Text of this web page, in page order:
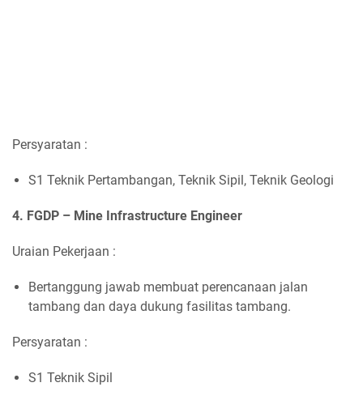
Persyaratan :
S1 Teknik Pertambangan, Teknik Sipil, Teknik Geologi
4. FGDP – Mine Infrastructure Engineer
Uraian Pekerjaan :
Bertanggung jawab membuat perencanaan jalan
tambang dan daya dukung fasilitas tambang.
Persyaratan :
S1 Teknik Sipil